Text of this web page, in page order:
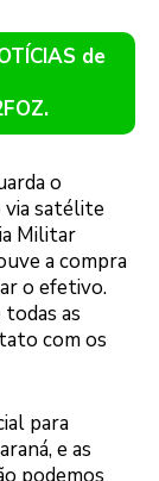
de
o
via satélite
Militar
a compra
o efetivo.
as
com os
para
e as
podemos